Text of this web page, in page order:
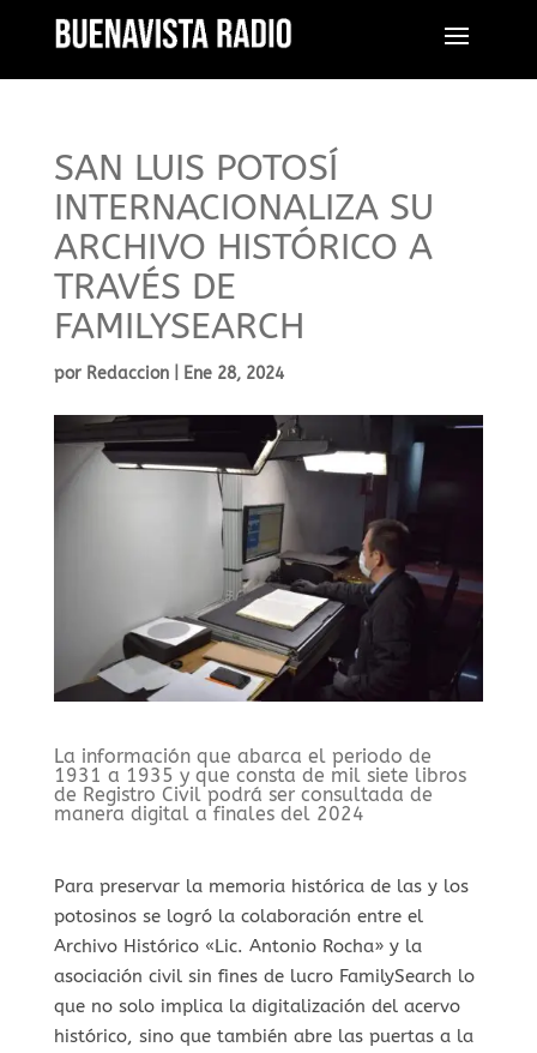
SAN LUIS POTOSÍ
INTERNACIONALIZA SU
ARCHIVO HISTÓRICO A
TRAVÉS DE
FAMILYSEARCH
por Redaccion| Ene 28, 2024
La información que abarca el periodo de
1931 a 1935 y que consta de mil siete libros
de Registro Civil podrá ser consultada de
manera digital a finales del 2024
Para preservar la memoria histórica de las y los
potosinos se logró la colaboración entre el
Archivo Histórico «Lic. Antonio Rocha» y la
asociación civil sin fines de lucro FamilySearch lo
que no solo implica la digitalización del acervo
histórico, sino que también abre las puertas a la